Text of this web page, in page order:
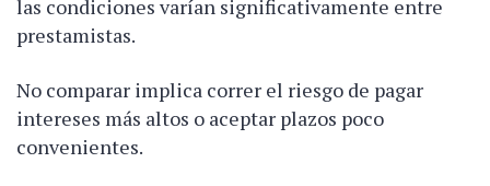
las condiciones varían significativamente entre
prestamistas.
No comparar implica correr el riesgo de pagar
intereses más altos o aceptar plazos poco
convenientes.